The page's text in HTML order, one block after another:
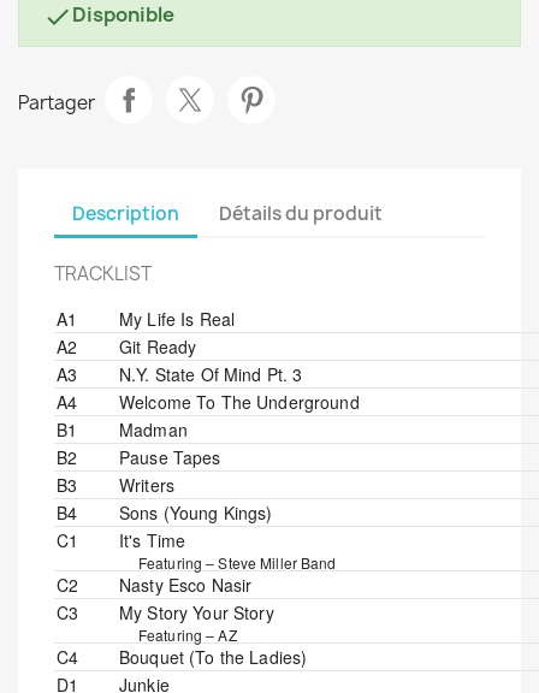
Disponible
Partager
Description Détails du produit
TRACKLIST
A1
My Life Is Real
A2
Git Ready
A3
N.Y. State Of Mind Pt. 3
A4
Welcome To The Underground
B1
Madman
B2
Pause Tapes
B3
Writers
B4
Sons (Young Kings)
C1
It's Time
Featuring –Steve Miller Band
C2
Nasty Esco Nasir
C3
My Story Your Story
Featuring –AZ
C4
Bouquet (To the Ladies)
D1
Junkie